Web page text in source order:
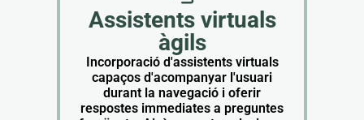
Assistents virtuals
àgils
Incorporació d'assistents virtuals
capaços d'acompanyar l'usuari
durant la navegació i oferir
respostes immediates a preguntes